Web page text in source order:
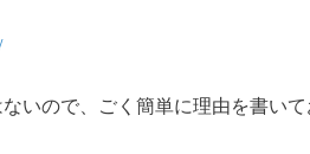
いので、ごく簡単に理由を書いて